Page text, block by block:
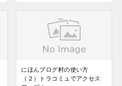
にほんブログ村の使い方
（２）トラコミュでアクセス